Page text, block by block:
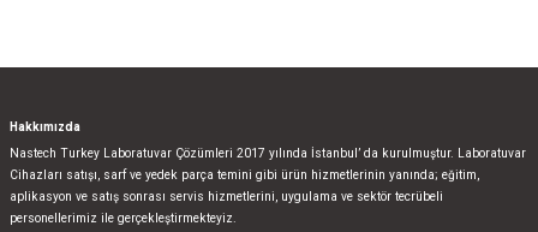
Hakkımızda
Nastech Turkey Laboratuvar Çözümleri 2017 yılında İstanbul’ da kurulmuştur. Laboratuvar
Cihazları satışı, sarf ve yedek parça temini gibi ürün hizmetlerinin yanında; eğitim,
aplikasyon ve satış sonrası servis hizmetlerini, uygulama ve sektör tecrübeli
personellerimiz ile gerçekleştirmekteyiz.